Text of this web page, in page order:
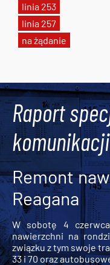
linia 253
linia 257
na żądanie
Raport
Remont
Reagana
W sobotę 4
nawierzchni na
związku z tym swoje
33 i 70 oraz autobusowe